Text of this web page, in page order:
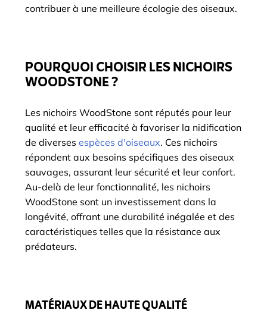
contribuer à une meilleure écologie des oiseaux.
POURQUOI CHOISIR LES NICHOIRS
WOODSTONE ?
Les nichoirs WoodStone sont réputés pour leur
qualité et leur efficacité à favoriser la nidification
de diverses espèces d'oiseaux. Ces nichoirs
répondent aux besoins spécifiques des oiseaux
sauvages, assurant leur sécurité et leur confort.
Au-delà de leur fonctionnalité, les nichoirs
WoodStone sont un investissement dans la
longévité, offrant une durabilité inégalée et des
caractéristiques telles que la résistance aux
prédateurs.
MATÉRIAUX DE HAUTE QUALITÉ